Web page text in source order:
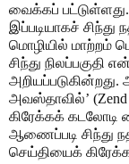
வைக்கப் பட்டுள்ளது.
இப்படியாகச் சிந்து
மொழியில் மாற்றம்
சிந்து நிலப்பகுதி
அவஸ்தாவில்’ (Zend
கிரேக்கக் கடலோடி
ஆணைப்படி சிந்து
செய்தியைக்